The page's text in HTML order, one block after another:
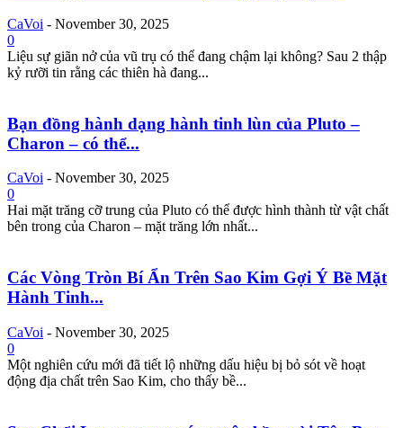
CaVoi - November 30, 2025
0
Liệu sự giãn nở của vũ trụ có thể đang chậm lại không? Sau 2 thập
kỷ rưỡi tin rằng các thiên hà đang...
Bạn đồng hành dạng hành tinh lùn của Pluto –
Charon – có thể...
CaVoi - November 30, 2025
0
Hai mặt trăng cỡ trung của Pluto có thể được hình thành từ vật chất
bên trong của Charon – mặt trăng lớn nhất...
Các Vòng Tròn Bí Ẩn Trên Sao Kim Gợi Ý Bề Mặt
Hành Tinh...
CaVoi - November 30, 2025
0
Một nghiên cứu mới đã tiết lộ những dấu hiệu bị bỏ sót về hoạt
động địa chất trên Sao Kim, cho thấy bề...